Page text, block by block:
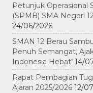
Petunjuk Operasional
(SPMB) SMA Negeri
24/06/2026
SMAN 12 Berau
Penuh Semangat,
Indonesia Hebat’ 14/
Rapat Pembagian
Ajaran 2025/2026 12/